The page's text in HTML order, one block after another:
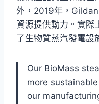
外，2019年，
資源提供動力。實
了生物質蒸汽發電設
Our BioMass
more
our